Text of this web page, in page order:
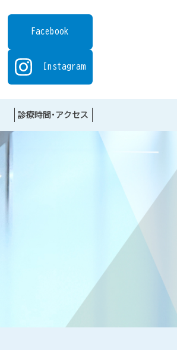
Facebook
Instagram
診療時間･アクセス